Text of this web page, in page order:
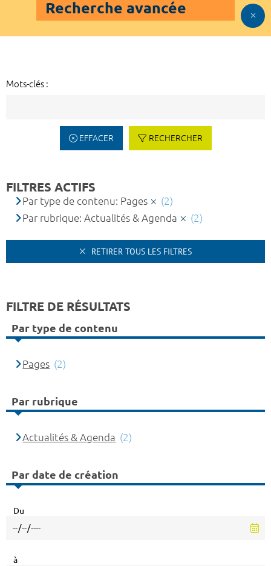
Recherche avancée
Mots-clés :
EFFACER RECHERCHER
FILTRES ACTIFS
Par type de contenu: Pages
(2)
Par rubrique: Actualités & Agenda
(2)
RETIRER TOUS LES FILTRES
FILTRE DE RÉSULTATS
Par type de contenu
Pages (2)
Par rubrique
Actualités & Agenda (2)
Par date de création
Du
à